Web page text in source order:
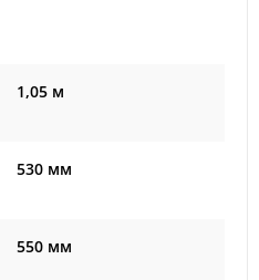
1,05 м
530 мм
550 мм